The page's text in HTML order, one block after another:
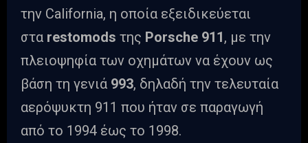
την California, η οποία εξειδικεύεται
στα restomods της Porsche 911, με την
πλειοψηφία των οχημάτων να έχουν ως
βάση τη γενιά 993, δηλαδή την τελευταία
αερόψυκτη 911 που ήταν σε παραγωγή
από το 1994 έως το 1998.